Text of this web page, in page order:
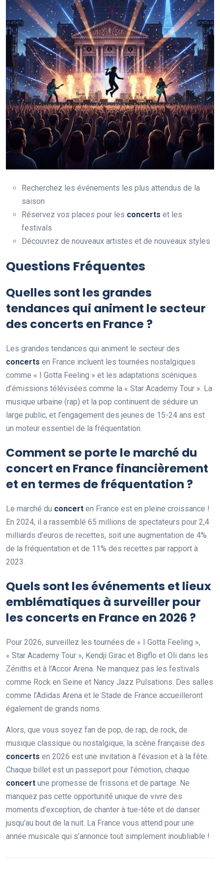
Recherchez les événements les plus attendus de la
saison
Réservez vos places pour les concerts et les
festivals
Découvrez de nouveaux artistes et de nouveaux styles
Questions Fréquentes
Quelles sont les grandes
tendances qui animent le secteur
des concerts en France ?
Les grandes tendances qui animent le secteur des
concerts en France incluent les tournées nostalgiques
comme « I Gotta Feeling » et les adaptations scéniques
d’émissions télévisées comme la « Star Academy Tour ». La
musique urbaine (rap) et la pop continuent de séduire un
large public, et l’engagement des jeunes de 15-24 ans est
un moteur essentiel de la fréquentation.
Comment se porte le marché du
concert en France financièrement
et en termes de fréquentation ?
Le marché du concert en France est en pleine croissance !
En 2024, il a rassemblé 65 millions de spectateurs pour 2,4
milliards d’euros de recettes, soit une augmentation de 4%
de la fréquentation et de 11% des recettes par rapport à
2023.
Quels sont les événements et lieux
emblématiques à surveiller pour
les concerts en France en 2026 ?
Pour 2026, surveillez les tournées de « I Gotta Feeling »,
« Star Academy Tour », Kendji Girac et Bigflo et Oli dans les
Zéniths et à l’Accor Arena. Ne manquez pas les festivals
comme Rock en Seine et Nancy Jazz Pulsations. Des salles
comme l’Adidas Arena et le Stade de France accueilleront
également de grands noms.
Alors, que vous soyez fan de pop, de rap, de rock, de
musique classique ou nostalgique, la scène française des
concerts en 2026 est une invitation à l’évasion et à la fête.
Chaque billet est un passeport pour l’émotion, chaque
concert une promesse de frissons et de partage. Ne
manquez pas cette opportunité unique de vivre des
moments d’exception, de chanter à tue-tête et de danser
jusqu’au bout de la nuit. La France vous attend pour une
année musicale qui s’annonce tout simplement inoubliable !